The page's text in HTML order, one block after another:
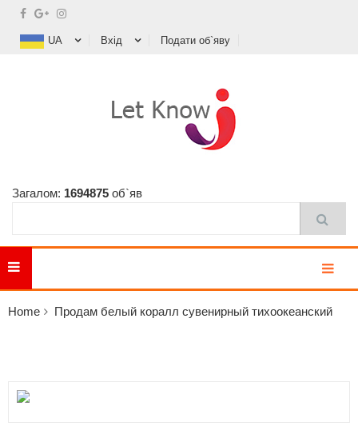
UA Вхід Подати об`яву
Загалом: 1694875 об`яв
Home Продам белый коралл сувенирный тихоокеанский